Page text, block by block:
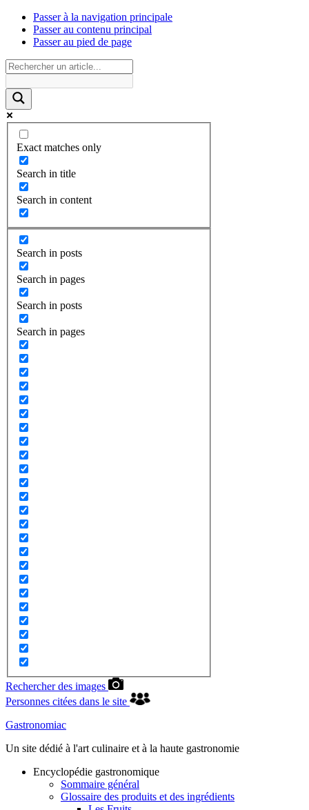
Passer à la navigation principale
Passer au contenu principal
Passer au pied de page
Exact matches only
Search in title
Search in content
Search in posts
Search in pages
Search in posts
Search in pages
Rechercher des images
Personnes citées dans le site
Gastronomiac
Un site dédié à l'art culinaire et à la haute gastronomie
Encyclopédie gastronomique
Sommaire général
Glossaire des produits et des ingrédients